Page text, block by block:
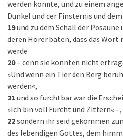
werden konnte, und zu einem
Dunkel und der Finsternis und
19und zu dem Schall der
deren Hörer baten, dass das
werde
20– denn sie konnten nicht
»Und wenn ein Tier den Berg
werden«,
21 und so furchtbar war die
»Ich bin voll Furcht und Zittern« –,
22sondern ihr seid gekommen
des lebendigen Gottes, dem